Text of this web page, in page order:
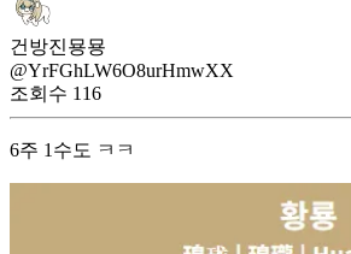
건방진묭묭
@YrFGhLW6O8urHmwXX
조회수 116
6주 1수도 ㅋㅋ